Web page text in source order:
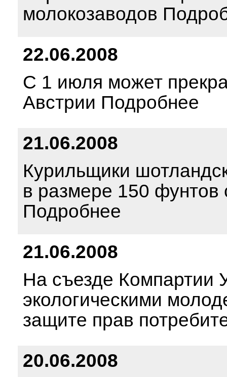
молокозаводов
22.06.2008
С 1 июля может
Австрии Подробнее
21.06.2008
Курильщики
в размере 150 фунтов
Подробнее
21.06.2008
На съезде Компартии
экологическими
защите прав
20.06.2008